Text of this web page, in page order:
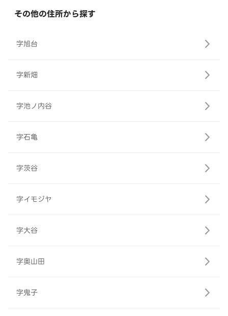
その他の住所から探す
字旭台
字新畑
字池ノ内谷
字石亀
字茨谷
字イモジヤ
字大谷
字奥山田
字鬼子